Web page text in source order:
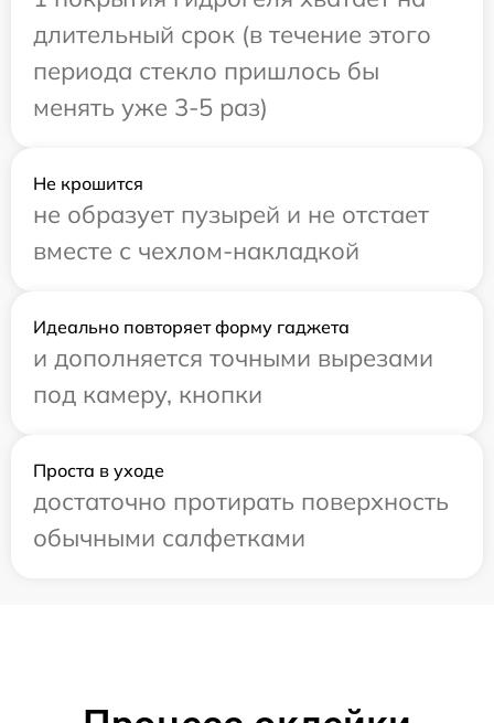
длительный срок (в течение этого
периода стекло пришлось бы
менять уже 3-5 раз)
Не крошится
не образует пузырей и не отстает
вместе с чехлом-накладкой
Идеально повторяет форму гаджета
и дополняется точными вырезами
под камеру, кнопки
Проста в уходе
достаточно протирать поверхность
обычными салфетками